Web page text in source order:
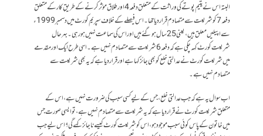
البتہ اس نے یتیم پوتے کی وراثت کے متعلق دفعہ 4 اور طلاق مؤثر کرنے کے طریقِ کار کے متعلق
دفعہ 7 کو شریعت سے متصادم قرار دیا تھا۔ اس فیصلے کے خلاف سپریم کورٹ میں دسمبر 1999ء
سے اپیلیں معلق ہیں، یعنی 25 سال ہو گئے ہیں اور اس کی سماعت نہیں ہو رہی۔ بہرحال
شریعت کورٹ کہہ چکی ہے کہ دفعہ 6 شریعت سے متصادم نہیں ہے۔ اسی طرح ایک اور مقدمے
میں شریعت کورٹ نے عدالتی خلع کو بھی جائز کہا ہے اور قرار دیا ہے کہ یہ بھی شریعت سے
متصادم نہیں ہے۔
اب سوال یہ ہے کہ جب عدالتی خلع، جس کے لیے کسی سبب کی ضرورت نہیں ہے، اس کے
متعلق شریعت کورٹ نے قرار دیا ہے کہ یہ شریعت سے متصادم نہیں ہے، تو ایسی صورت جس
میں خاتون کے پاس کوئی سبب موجود ہو، اس کو شریعت کورٹ کیسے ناجائز کہے گی؟ اس لیے جب